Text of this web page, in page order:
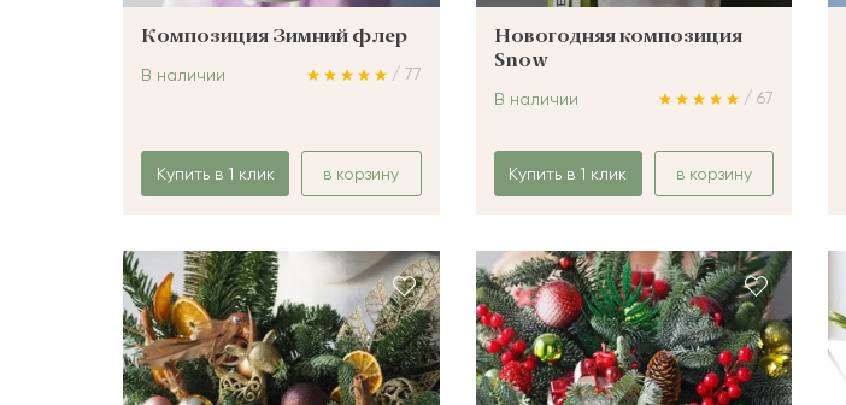
Композиция Зимний флер
/ 77
В наличии
Купить в 1 клик в корзину
Новогодняя композиция
Snow
/ 67
В наличии
Купить в 1 клик в корзину